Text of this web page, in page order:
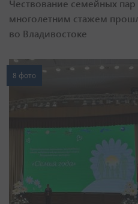
Чествование семейных пар
многолетним стажем
во Владивостоке
8 фото